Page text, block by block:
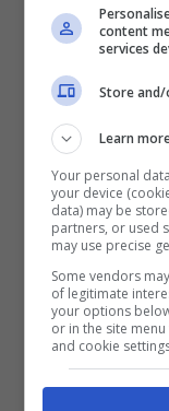
L’ex nuotatrice
content
services
Store
Learn
Your personal
your device
data) may be
partners, or used
may use precise
Some vendors
of legitimate
your options
or in the site
and cookie